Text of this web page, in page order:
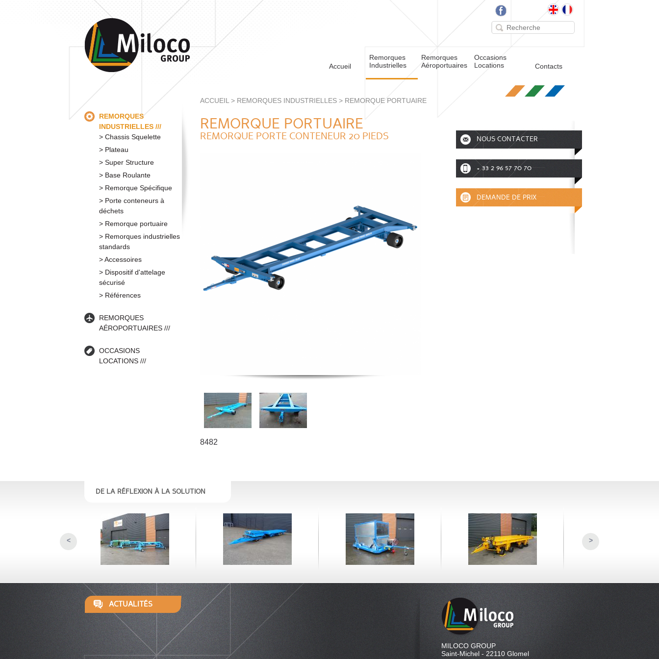
Accueil
Remorques
Industrielles
Remorques
Aéroportuaires
Occasions
Locations
Contacts
REMORQUES
INDUSTRIELLES
Chassis Squelette
Plateau
Super Structure
Base Roulante
Remorque Spécifique
Porte conteneurs à
déchets
Remorque portuaire
Remorques industrielles
standards
Accessoires
Dispositif d'attelage
sécurisé
Références
REMORQUES
AÉROPORTUAIRES
OCCASIONS
LOCATIONS
ACCUEIL > REMORQUES INDUSTRIELLES > REMORQUE PORTUAIRE
REMORQUE PORTUAIRE
REMORQUE PORTE CONTENEUR 20 PIEDS NOUS CONTACTER
+ 33 2 96 57 70 70
DEMANDE DE PRIX
8482
DE LA RÉFLEXION À LA SOLUTION
< >
ACTUALITÉS
MILOCO GROUP
Saint-Michel - 22110 Glomel